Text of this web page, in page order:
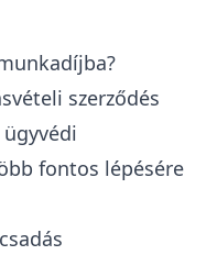
szerződés
fontos lépésére